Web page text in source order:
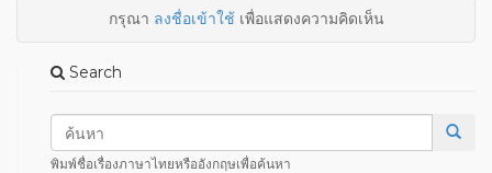
กรุณา ลงชื่อเข้าใช้เพื่อแสดงความคิดเห็น
Search
พิมพ์ชื่อเรื่องภาษาไทยหรืออังกฤษเพื่อค้นหา